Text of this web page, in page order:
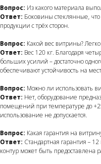
Вопрос: Из какого материала
Ответ: Боковины стеклянные,
продукции с трёх сторон.
Вопрос: Какой вес витрины?
Ответ: Вес 120 кг. Благодаря
больших усилий – достаточно
обеспечивают устойчивость на
Вопрос: Можно ли использовать
Ответ: Нет, оборудование
помещений при температуре до
использование не допускается.
Вопрос: Какая гарантия на
Ответ: Стандартная гарантия –
контур может быть предоставлена